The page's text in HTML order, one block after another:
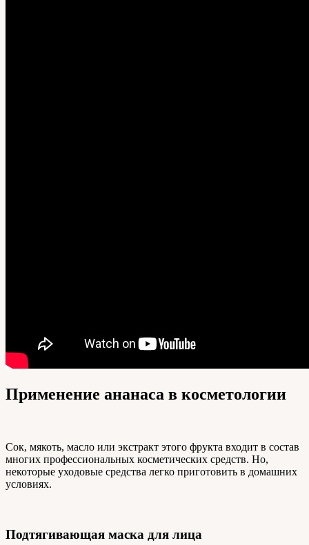
Применение ананаса в косметологии
Сок, мякоть, масло или экстракт этого фрукта входит в состав
многих профессиональных косметических средств. Но,
некоторые уходовые средства легко приготовить в домашних
условиях.
Подтягивающая маска для лица